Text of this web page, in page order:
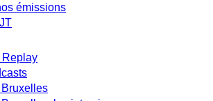
émissions
Replay